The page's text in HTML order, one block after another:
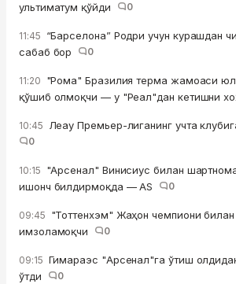
ультиматум қўйди
0
11:45 “Барселона” Родри учун курашдан
сабаб бор
0
11:20 "Рома" Бразилия терма жамоаси
қўшиб олмоқчи — у "Реал"дан кетишни
10:45 Леау Премьер-лиганинг учта
0
10:15 "Арсенал" Винисиус билан
ишонч билдирмоқда — AS
0
09:45 "Тоттенхэм" Жаҳон чемпиони
имзоламоқчи
0
09:15 Гимараэс "Арсенал"га ўтиш
ўтди
0